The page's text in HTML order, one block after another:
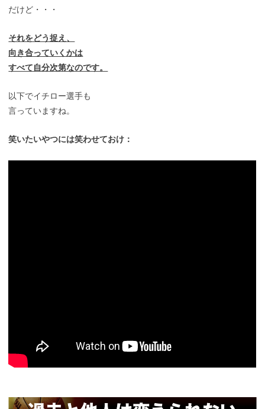
だけど・・・
それをどう捉え、
向き合っていくかは
すべて自分次第なのです。
以下でイチロー選手も
言っていますね。
笑いたいやつには笑わせておけ：